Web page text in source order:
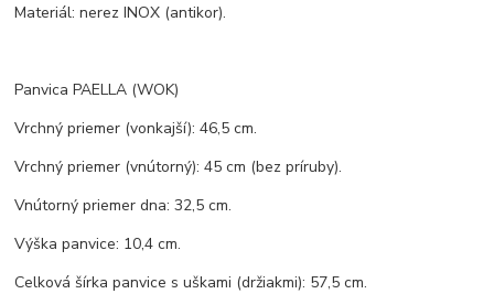
Materiál: nerez INOX (antikor).
Panvica PAELLA (WOK)
Vrchný priemer (vonkajší): 46,5 cm.
Vrchný priemer (vnútorný): 45 cm (bez príruby).
Vnútorný priemer dna: 32,5 cm.
Výška panvice: 10,4 cm.
Celková šírka panvice s uškami (držiakmi): 57,5 cm.